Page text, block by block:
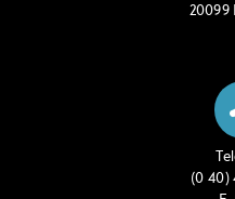
20099
(0 40)